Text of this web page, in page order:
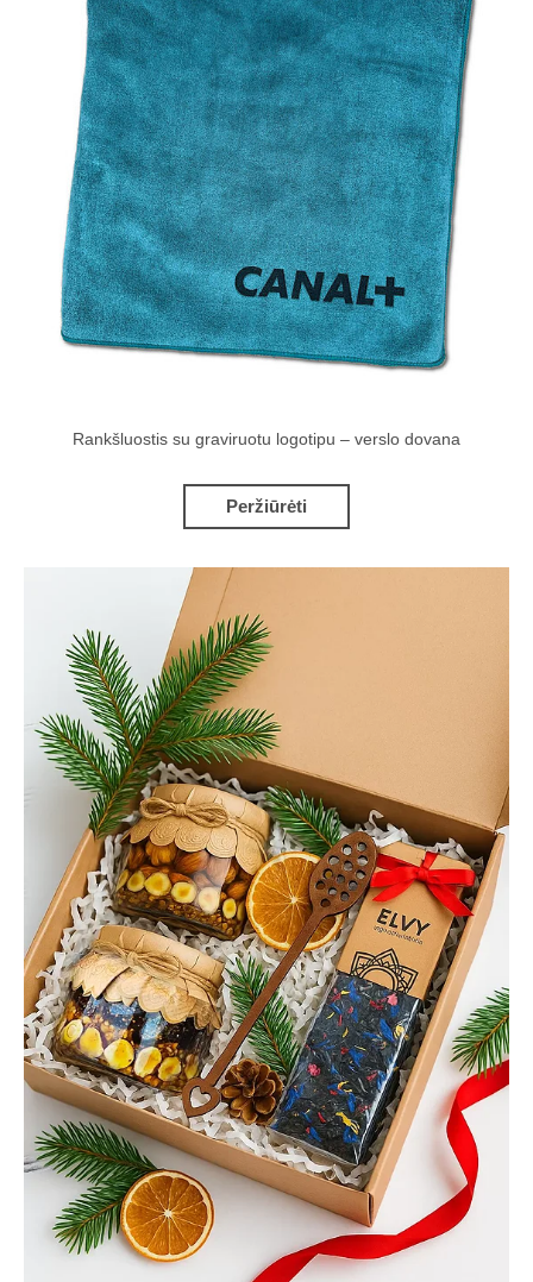
Rankšluostis su graviruotu logotipu – verslo dovana
Peržiūrėti